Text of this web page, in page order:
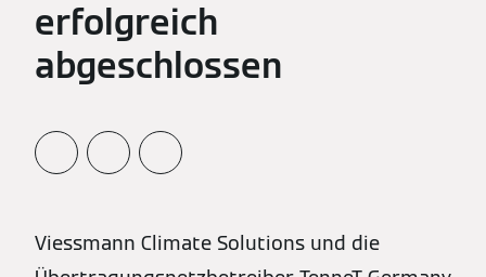
erfolgreich
abgeschlossen
Viessmann Climate Solutions und die